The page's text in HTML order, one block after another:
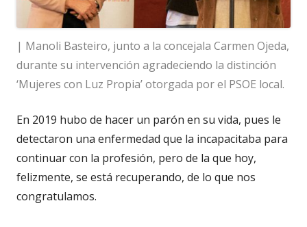
| Manoli Basteiro, junto a la concejala Carmen Ojeda,
durante su intervención agradeciendo la distinción
‘Mujeres con Luz Propia’ otorgada por el PSOE local.
En 2019 hubo de hacer un parón en su vida, pues le
detectaron una enfermedad que la incapacitaba para
continuar con la profesión, pero de la que hoy,
felizmente, se está recuperando, de lo que nos
congratulamos.